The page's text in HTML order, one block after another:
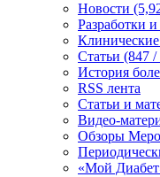
Новости
Разработки
Статьи (847 /
История
RSS лента
Статьи и
Видео-
Обзоры
«Мой